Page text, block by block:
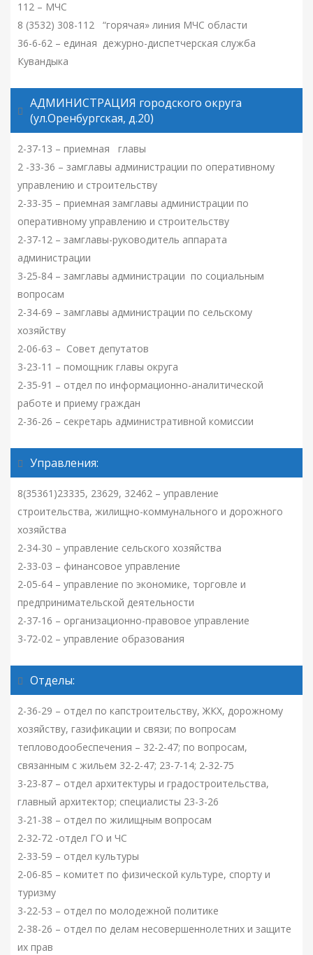
112 – МЧС
8 (3532) 308-112 “горячая» линия МЧС области
36-6-62 – единая дежурно-диспетчерская служба
Кувандыка
АДМИНИСТРАЦИЯ городского округа
(ул.Оренбургская, д.20)
2-37-13 – приемная главы
2 -33-36 – замглавы администрации по оперативному
управлению и строительству
2-33-35 – приемная замглавы администрации по
оперативному управлению и строительству
2-37-12 – замглавы-руководитель аппарата
администрации
3-25-84 – замглавы администрации по социальным
вопросам
2-34-69 – замглавы администрации по сельскому
хозяйству
2-06-63 – Совет депутатов
3-23-11 – помощник главы округа
2-35-91 – отдел по информационно-аналитической
работе и приему граждан
2-36-26 – секретарь административной комиссии
Управления:
8(35361)23335, 23629, 32462 – управление
строительства, жилищно-коммунального и дорожного
хозяйства
2-34-30 – управление сельского хозяйства
2-33-03 – финансовое управление
2-05-64 – управление по экономике, торговле и
предпринимательской деятельности
2-37-16 – организационно-правовое управление
3-72-02 – управление образования
Отделы:
2-36-29 – отдел по капстроительству, ЖКХ, дорожному
хозяйству, газификации и связи; по вопросам
тепловодообеспечения – 32-2-47; по вопросам,
связанным с жильем 32-2-47; 23-7-14; 2-32-75
3-23-87 – отдел архитектуры и градостроительства,
главный архитектор; специалисты 23-3-26
3-21-38 – отдел по жилищным вопросам
2-32-72 -отдел ГО и ЧС
2-33-59 – отдел культуры
2-06-85 – комитет по физической культуре, спорту и
туризму
3-22-53 – отдел по молодежной политике
2-38-26 – отдел по делам несовершеннолетних и защите
их прав